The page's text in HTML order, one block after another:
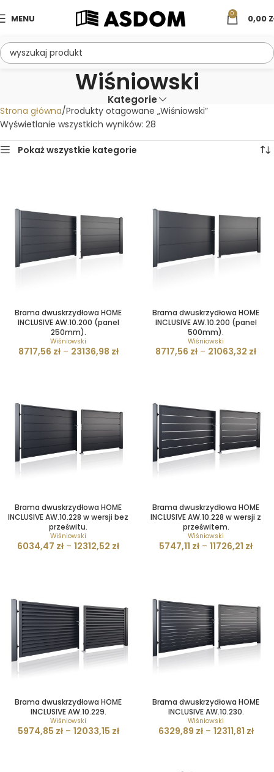
MENU 0 0,00
Wiśniowski
Kategorie
Strona główna Produkty otagowane „Wiśniowski”
Wyświetlanie wszystkich wyników: 28
Pokaż wszystkie kategorie
Brama dwuskrzydłowa HOME
INCLUSIVE AW.10.200 (panel
250mm).
Wiśniowski
8717,56 zł– 23136,98 zł
Brama dwuskrzydłowa HOME
INCLUSIVE AW.10.200 (panel
500mm).
Wiśniowski
8717,56 zł – 21063,32 zł
Brama dwuskrzydłowa HOME
INCLUSIVE AW.10.228 w wersji bez
prześwitu.
Wiśniowski
6034,47 zł – 12312,52 zł
Brama dwuskrzydłowa HOME
INCLUSIVE AW.10.228 w wersji z
prześwitem.
Wiśniowski
5747,11 zł – 11726,21 zł
Brama dwuskrzydłowa HOME
INCLUSIVE AW.10.229.
Wiśniowski
5974,85 zł– 12033,15 zł
Brama dwuskrzydłowa HOME
INCLUSIVE AW.10.230.
Wiśniowski
6329,89 zł– 12311,81 zł